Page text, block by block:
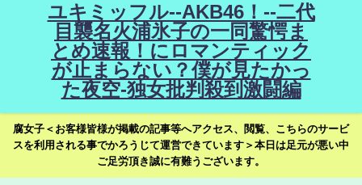
ユキミッフル--AKB46！--二代
目襲名火浦氷子の一同驚愕ま
とめ速報！にロマンティック
が止まらない？僕が見たかっ
た夜空-独女批判殺到激闘編
腐女子＜お客様皆様が掲載の記事等へアクセス、閲覧、こちらのサービ
スを利用される事でかろうじて運営できています＞本日は足元が悪い中
ご足労頂き誠に有難うございます。